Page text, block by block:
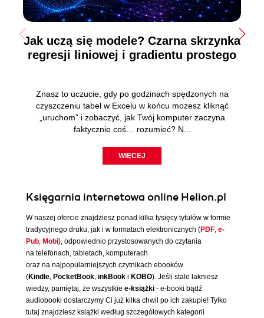
Jak uczą się modele? Czarna skrzynka
regresji liniowej i gradientu prostego
Znasz to uczucie, gdy po godzinach spędzonych na
czyszczeniu tabel w Excelu w końcu możesz kliknąć
„uruchom” i zobaczyć, jak Twój komputer zaczyna
faktycznie coś… rozumieć? N...
WIĘCEJ
Księgarnia internetowa online Helion.pl
W naszej ofercie znajdziesz ponad kilka tysięcy tytułów w formie
tradycyjnego druku, jak i w formatach elektronicznych (PDF, e-
Pub, Mobi), odpowiednio przystosowanych do czytania
na telefonach, tabletach, komputerach
oraz na najpopularniejszych czytnikach ebooków
(Kindle, PocketBook, inkBook i KOBO). Jeśli stale łakniesz
wiedzy, pamiętaj, że wszystkie e-książki - e-booki bądź
audiobooki dostarczymy Ci już kilka chwil po ich zakupie! Tylko
tutaj znajdziesz książki według szczegółowych kategorii